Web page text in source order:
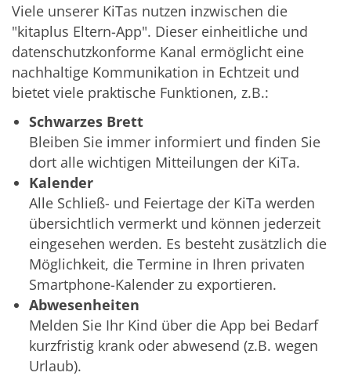
Viele unserer KiTas nutzen inzwischen die
"kitaplus Eltern-App". Dieser einheitliche und
datenschutzkonforme Kanal ermöglicht eine
nachhaltige Kommunikation in Echtzeit und
bietet viele praktische Funktionen, z.B.:
Schwarzes Brett
Bleiben Sie immer informiert und finden Sie
dort alle wichtigen Mitteilungen der KiTa.
Kalender
Alle Schließ- und Feiertage der KiTa werden
übersichtlich vermerkt und können jederzeit
eingesehen werden. Es besteht zusätzlich die
Möglichkeit, die Termine in Ihren privaten
Smartphone-Kalender zu exportieren.
Abwesenheiten
Melden Sie Ihr Kind über die App bei Bedarf
kurzfristig krank oder abwesend (z.B. wegen
Urlaub).